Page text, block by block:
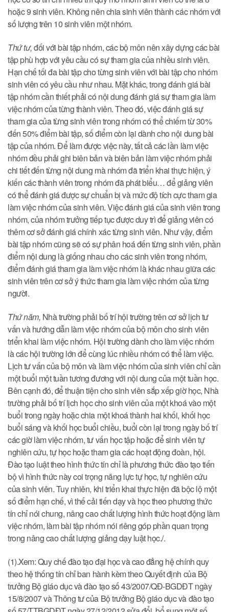
hoặc 9 sinh viên. Không nên chia sinh viên thành các nhóm với
số lượng trên 10 sinh viên một nhóm.
Thứ tư,đối với bài tập nhóm, các bộ môn nên xây dựng các bài
tập phù hợp với yêu cầu có sự tham gia của nhiều sinh viên.
Hạn chế tối đa bài tập cho từng sinh viên với bài tập cho nhóm
sinh viên có yêu cầu như nhau. Mặt khác, trong đánh giá bài
tập nhóm cần thiết phải có nội dung đánh giá sự tham gia làm
việc nhóm của từng thành viên. Theo đó, việc đánh giá sự
tham gia của từng sinh viên trong nhóm có thể chiếm từ 30%
đến 50% điểm bài tập, số điểm còn lại dành cho nội dung bài
tập của nhóm. Để làm được việc này, tất cả các lần làm việc
nhóm đều phải ghi biên bản và biên bản làm việc nhóm phải
chi tiết đến từng nội dung mà nhóm đã triển khai thực hiện, ý
kiến các thành viên trong nhóm đã phát biểu… để giảng viên
có thể đánh giá được sự chuẩn bị và mức độ tích cực tham gia
làm việc nhóm của sinh viên. Việc đánh giá của sinh viên trong
nhóm, của nhóm trưởng tiếp tục được duy trì để giảng viên có
thêm cơ sở đánh giá chính xác từng sinh viên. Như vậy, điểm
bài tập nhóm cũng sẽ có sự phân hoá đến từng sinh viên, phần
điểm nội dung là giống nhau cho các sinh viên trong nhóm,
điểm đánh giá tham gia làm việc nhóm là khác nhau giữa các
sinh viên trên cơ sở ý thức tham gia làm việc nhóm của từng
người.
Thứ năm, Nhà trường phải bố trí hội trường trên cơ sở lịch tư
vấn và hướng dẫn làm việc nhóm của bộ môn cho sinh viên
triển khai làm việc nhóm. Hội trường dành cho làm việc nhóm
là các hội trường lớn để cùng lúc nhiều nhóm có thể làm việc.
Lịch tư vấn của bộ môn và làm việc nhóm của sinh viên chỉ cần
một buổi một tuần tương đương với nội dung của một tuần học.
Bên cạnh đó, để thuận tiện cho sinh viên sắp xếp giờ học, Nhà
trường phải bố trí lịch học cho sinh viên của một khoá vào một
buổi trong ngày hoặc chia một khoá thành hai khối, khối học
buổi sáng và khối học buổi chiều, buổi còn lại trong ngày bố trí
các giờ làm việc nhóm, tư vấn học tập hoặc để sinh viên tự
nghiên cứu, tự học hoặc tham gia các hoạt động đoàn, hội.
Đào tạo luật theo hình thức tín chỉ là phương thức đào tạo tiến
bộ vì hình thức này coi trọng năng lực tự học, tự nghiên cứu
của sinh viên. Tuy nhiên, khi triển khai thực hiện đã bộc lộ một
số điểm hạn chế, vì thế cải tiến dạy và học theo phương thức
tín chỉ nói chung, nâng cao chất lượng hình thức hoạt động làm
việc nhóm, làm bài tập nhóm nói riêng góp phần quan trọng
trong nâng cao chất lượng giảng dạy luật học./.
(1).Xem: Quy chế đào tạo đại học và cao đẳng hệ chính quy
theo hệ thống tín chỉ ban hành kèm theo Quyết định của Bộ
trưởng Bộ giáo dục và đào tạo số 43/2007/QĐ-BGDĐT ngày
15/8/2007 và Thông tư của Bộ trưởng Bộ giáo dục và đào tạo